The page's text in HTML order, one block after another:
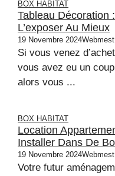
BOX HABITAT
Tableau Décoration
L’exposer Au Mieux
19 Novembre 2024
Si vous venez
vous avez eu un
alors vous ...
BOX HABITAT
Location
Installer Dans De
19 Novembre 2024
Votre futur